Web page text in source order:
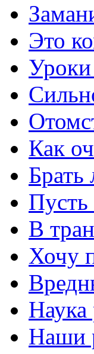
Это
Уроки
Как
Пусть
В
Хочу
Наука
Наши